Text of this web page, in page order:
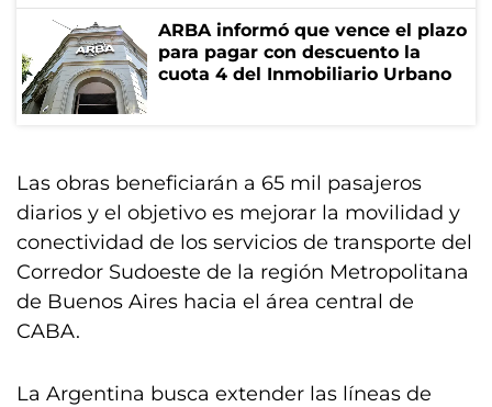
ARBA informó que vence el plazo
para pagar con descuento la
cuota 4 del Inmobiliario Urbano
Las obras beneficiarán a 65 mil pasajeros
diarios y el objetivo es mejorar la movilidad y
conectividad de los servicios de transporte del
Corredor Sudoeste de la región Metropolitana
de Buenos Aires hacia el área central de
CABA.
La Argentina busca extender las líneas de